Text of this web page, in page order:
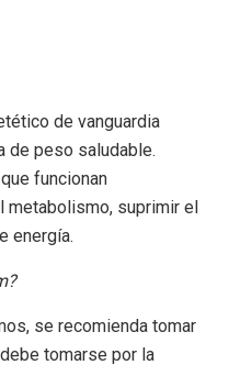
de vanguardia
de peso saludable.
funcionan
suprimir el
energía.
se recomienda tomar
tomarse por la